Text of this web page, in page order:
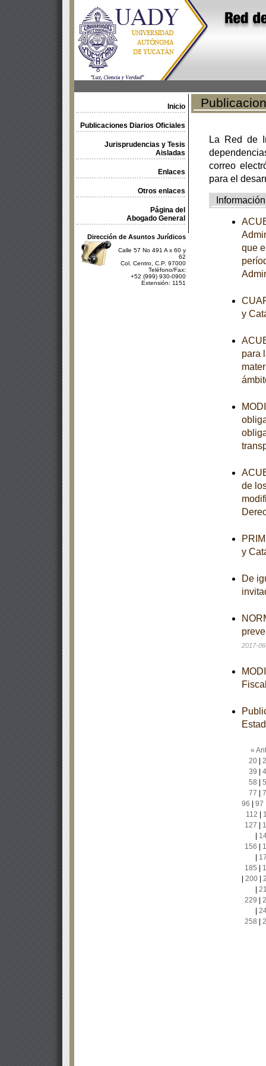
Inicio
Publicaciones Diarios Oficiales
Jurisprudencias y Tesis
Aisladas
Enlaces
Otros enlaces
Página del
Abogado General
Dirección de Asuntos Jurídicos
Calle 57 No 491 A x 60 y
62
Col. Centro, C.P. 97000
Teléfono/Fax:
+52 (999) 930-0900
Extensión: 1151
La Red de
correo
para el
Información
que
y
para
de
y
De
2017-
«
20|
39
58
77
96
97
112
127
156
185
200|
229
258